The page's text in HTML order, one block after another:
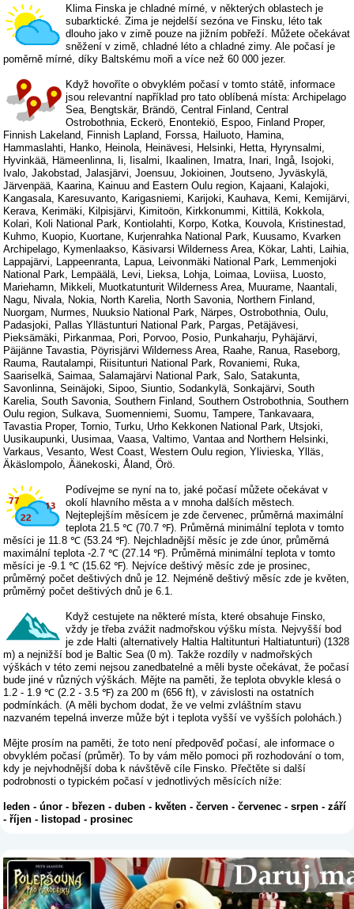
Klima Finska je chladné mírné, v některých oblastech je
subarktické. Zima je nejdelší sezóna ve Finsku, léto tak
dlouho jako v zimě pouze na jižním pobřeží. Můžete očekávat
sněžení v zimě, chladné léto a chladné zimy. Ale počasí je
poměrně mírné, díky Baltskému moři a více než 60 000 jezer.
Když hovoříte o obvyklém počasí v tomto státě, informace
jsou relevantní například pro tato oblíbená místa: Archipelago
Sea, Bengtskär, Brändö, Central Finland, Central
Ostrobothnia, Eckerö, Enontekiö, Espoo, Finland Proper,
Finnish Lakeland, Finnish Lapland, Forssa, Hailuoto, Hamina,
Hammaslahti, Hanko, Heinola, Heinävesi, Helsinki, Hetta, Hyrynsalmi,
Hyvinkää, Hämeenlinna, Ii, Iisalmi, Ikaalinen, Imatra, Inari, Ingå, Isojoki,
Ivalo, Jakobstad, Jalasjärvi, Joensuu, Jokioinen, Joutseno, Jyväskylä,
Järvenpää, Kaarina, Kainuu and Eastern Oulu region, Kajaani, Kalajoki,
Kangasala, Karesuvanto, Karigasniemi, Karijoki, Kauhava, Kemi, Kemijärvi,
Kerava, Kerimäki, Kilpisjärvi, Kimitoön, Kirkkonummi, Kittilä, Kokkola,
Kolari, Koli National Park, Kontiolahti, Korpo, Kotka, Kouvola, Kristinestad,
Kuhmo, Kuopio, Kuortane, Kurjenrahka National Park, Kuusamo, Kvarken
Archipelago, Kymenlaakso, Käsivarsi Wilderness Area, Kökar, Lahti, Laihia,
Lappajärvi, Lappeenranta, Lapua, Leivonmäki National Park, Lemmenjoki
National Park, Lempäälä, Levi, Lieksa, Lohja, Loimaa, Loviisa, Luosto,
Mariehamn, Mikkeli, Muotkatunturit Wilderness Area, Muurame, Naantali,
Nagu, Nivala, Nokia, North Karelia, North Savonia, Northern Finland,
Nuorgam, Nurmes, Nuuksio National Park, Närpes, Ostrobothnia, Oulu,
Padasjoki, Pallas Yllästunturi National Park, Pargas, Petäjävesi,
Pieksämäki, Pirkanmaa, Pori, Porvoo, Posio, Punkaharju, Pyhäjärvi,
Päijänne Tavastia, Pöyrisjärvi Wilderness Area, Raahe, Ranua, Raseborg,
Rauma, Rautalampi, Riisitunturi National Park, Rovaniemi, Ruka,
Saariselkä, Saimaa, Salamajärvi National Park, Salo, Satakunta,
Savonlinna, Seinäjoki, Sipoo, Siuntio, Sodankylä, Sonkajärvi, South
Karelia, South Savonia, Southern Finland, Southern Ostrobothnia, Southern
Oulu region, Sulkava, Suomenniemi, Suomu, Tampere, Tankavaara,
Tavastia Proper, Tornio, Turku, Urho Kekkonen National Park, Utsjoki,
Uusikaupunki, Uusimaa, Vaasa, Valtimo, Vantaa and Northern Helsinki,
Varkaus, Vesanto, West Coast, Western Oulu region, Ylivieska, Ylläs,
Äkäslompolo, Äänekoski, Åland, Örö.
Podívejme se nyní na to, jaké počasí můžete očekávat v
okolí hlavního města a v mnoha dalších městech.
Nejteplejším měsícem je zde červenec, průměrná maximální
teplota 21.5 ℃ (70.7 ℉). Průměrná minimální teplota v tomto
měsíci je 11.8 ℃ (53.24 ℉). Nejchladnější měsíc je zde únor, průměrná
maximální teplota -2.7 ℃ (27.14 ℉). Průměrná minimální teplota v tomto
měsíci je -9.1 ℃ (15.62 ℉). Nejvíce deštivý měsíc zde je prosinec,
průměrný počet deštivých dnů je 12. Nejméně deštivý měsíc zde je květen,
průměrný počet deštivých dnů je 6.1.
Když cestujete na některé místa, které obsahuje Finsko,
vždy je třeba zvážit nadmořskou výšku místa. Nejvyšší bod
je zde Halti (alternatively Haltia Haltitunturi Haltiatunturi) (1328
m) a nejnižší bod je Baltic Sea (0 m). Takže rozdíly v nadmořských
výškách v této zemi nejsou zanedbatelné a měli byste očekávat, že počasí
bude jiné v různých výškách. Mějte na paměti, že teplota obvykle klesá o
1.2 - 1.9 ℃ (2.2 - 3.5 ℉) za 200 m (656 ft), v závislosti na ostatních
podmínkách. (A měli bychom dodat, že ve velmi zvláštním stavu
nazvaném tepelná inverze může být i teplota vyšší ve vyšších polohách.)
Mějte prosím na paměti, že toto není předpověď počasí, ale informace o
obvyklém počasí (průměr). To by vám mělo pomoci při rozhodování o tom,
kdy je nejvhodnější doba k návštěvě cíle Finsko. Přečtěte si další
podrobnosti o typickém počasí v jednotlivých měsících níže:
leden -únor -březen -duben -květen -červen -červenec -srpen -září
-říjen -listopad -prosinec